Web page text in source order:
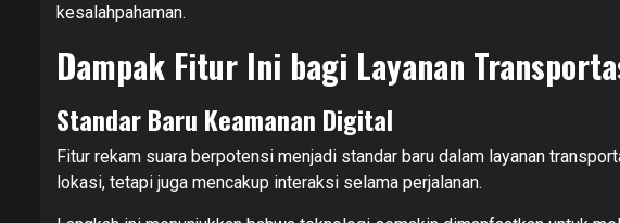
kesalahpahaman.
Dampak Fitur Ini bagi Layanan
Standar Baru Keamanan Digital
Fitur rekam suara berpotensi menjadi standar baru dalam layanan
lokasi, tetapi juga mencakup interaksi selama perjalanan.